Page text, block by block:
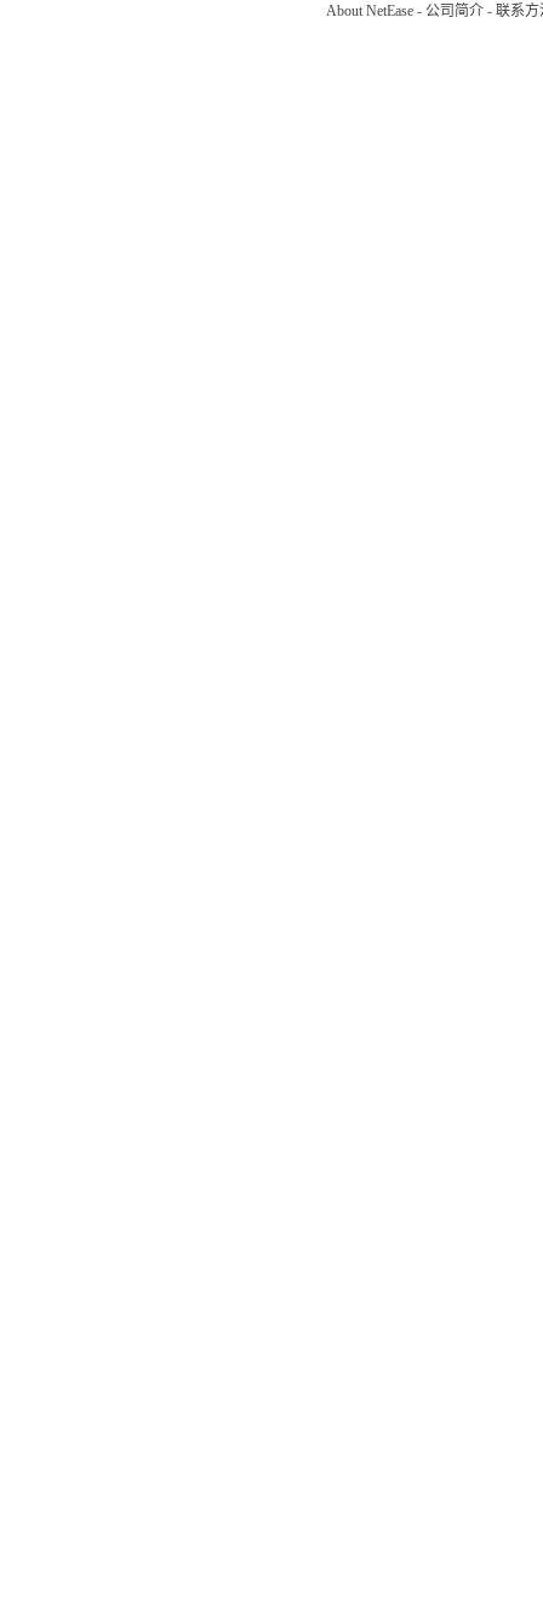
About NetEase - 公司简介 - 联系方